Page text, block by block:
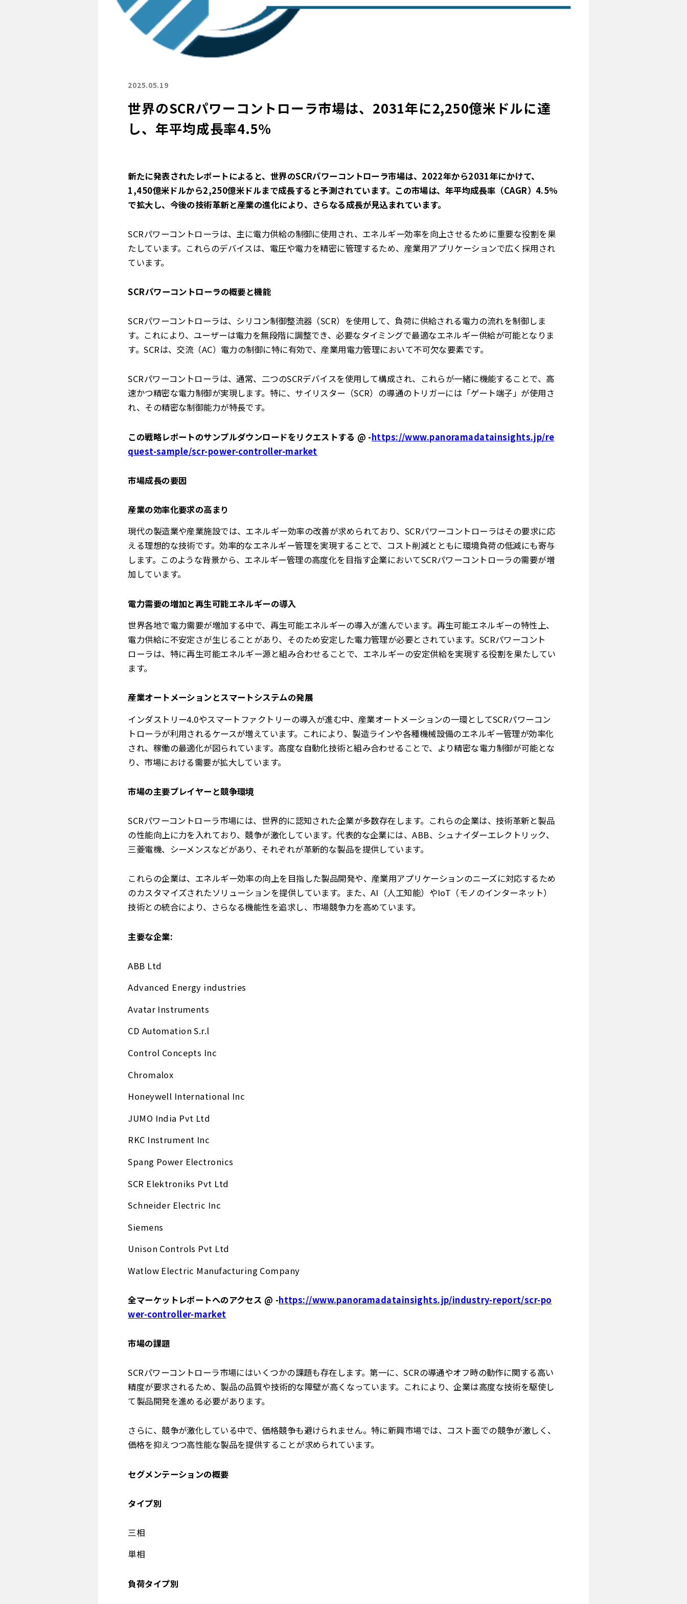
2025.05.19
世界のSCRパワーコントローラ市場は、2031年に2,250億米ドルに達
し、年平均成長率4.5％
新たに発表されたレポートによると、世界のSCRパワーコントローラ市場は、2022年から2031年にかけて、
1,450億米ドルから2,250億米ドルまで成長すると予測されています。この市場は、年平均成長率（CAGR）4.5％
で拡大し、今後の技術革新と産業の進化により、さらなる成長が見込まれています。
SCRパワーコントローラは、主に電力供給の制御に使用され、エネルギー効率を向上させるために重要な役割を果
たしています。これらのデバイスは、電圧や電力を精密に管理するため、産業用アプリケーションで広く採用され
ています。
SCRパワーコントローラの概要と機能
SCRパワーコントローラは、シリコン制御整流器（SCR）を使用して、負荷に供給される電力の流れを制御しま
す。これにより、ユーザーは電力を無段階に調整でき、必要なタイミングで最適なエネルギー供給が可能となりま
す。SCRは、交流（AC）電力の制御に特に有効で、産業用電力管理において不可欠な要素です。
SCRパワーコントローラは、通常、二つのSCRデバイスを使用して構成され、これらが一緒に機能することで、高
速かつ精密な電力制御が実現します。特に、サイリスター（SCR）の導通のトリガーには「ゲート端子」が使用さ
れ、その精密な制御能力が特長です。
この戦略レポートのサンプルダウンロードをリクエストする @ -https://www.panoramadatainsights.jp/re
quest-sample/scr-power-controller-market
市場成長の要因
産業の効率化要求の高まり
現代の製造業や産業施設では、エネルギー効率の改善が求められており、SCRパワーコントローラはその要求に応
える理想的な技術です。効率的なエネルギー管理を実現することで、コスト削減とともに環境負荷の低減にも寄与
します。このような背景から、エネルギー管理の高度化を目指す企業においてSCRパワーコントローラの需要が増
加しています。
電力需要の増加と再生可能エネルギーの導入
世界各地で電力需要が増加する中で、再生可能エネルギーの導入が進んでいます。再生可能エネルギーの特性上、
電力供給に不安定さが生じることがあり、そのため安定した電力管理が必要とされています。SCRパワーコント
ローラは、特に再生可能エネルギー源と組み合わせることで、エネルギーの安定供給を実現する役割を果たしてい
ます。
産業オートメーションとスマートシステムの発展
インダストリー4.0やスマートファクトリーの導入が進む中、産業オートメーションの一環としてSCRパワーコン
トローラが利用されるケースが増えています。これにより、製造ラインや各種機械設備のエネルギー管理が効率化
され、稼働の最適化が図られています。高度な自動化技術と組み合わせることで、より精密な電力制御が可能とな
り、市場における需要が拡大しています。
市場の主要プレイヤーと競争環境
SCRパワーコントローラ市場には、世界的に認知された企業が多数存在します。これらの企業は、技術革新と製品
の性能向上に力を入れており、競争が激化しています。代表的な企業には、ABB、シュナイダーエレクトリック、
三菱電機、シーメンスなどがあり、それぞれが革新的な製品を提供しています。
これらの企業は、エネルギー効率の向上を目指した製品開発や、産業用アプリケーションのニーズに対応するため
のカスタマイズされたソリューションを提供しています。また、AI（人工知能）やIoT（モノのインターネット）
技術との統合により、さらなる機能性を追求し、市場競争力を高めています。
主要な企業:
ABB Ltd
Advanced Energy industries
Avatar Instruments
CD Automation S.r.l
Control Concepts Inc
Chromalox
Honeywell International Inc
JUMO India Pvt Ltd
RKC Instrument Inc
Spang Power Electronics
SCR Elektroniks Pvt Ltd
Schneider Electric Inc
Siemens
Unison Controls Pvt Ltd
Watlow Electric Manufacturing Company
全マーケットレポートへのアクセス @ -https://www.panoramadatainsights.jp/industry-report/scr-po
wer-controller-market
市場の課題
SCRパワーコントローラ市場にはいくつかの課題も存在します。第一に、SCRの導通やオフ時の動作に関する高い
精度が要求されるため、製品の品質や技術的な障壁が高くなっています。これにより、企業は高度な技術を駆使し
て製品開発を進める必要があります。
さらに、競争が激化している中で、価格競争も避けられません。特に新興市場では、コスト面での競争が激しく、
価格を抑えつつ高性能な製品を提供することが求められています。
セグメンテーションの概要
タイプ別
三相
単相
負荷タイプ別